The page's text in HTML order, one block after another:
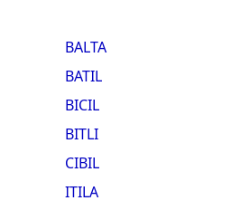
BALTA
BATIL
BICIL
BITLI
CIBIL
ITILA